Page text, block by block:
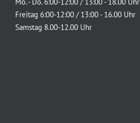
Freitag 6:00-12:00 / 13:00 - 16.00 Uhr
Samstag 8.00-12.00 Uhr